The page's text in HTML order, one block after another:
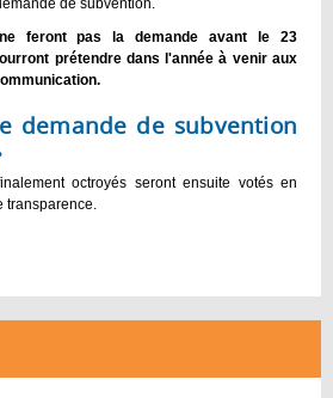
feront pas la demande avant le 23
prétendre dans l'année à venir aux
demande de subvention
octroyés seront ensuite votés en